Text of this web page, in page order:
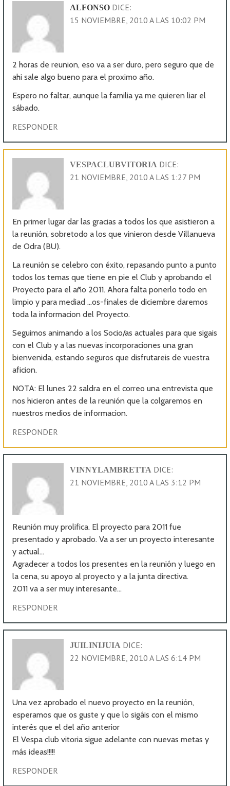
ALFONSO DICE:
15 NOVIEMBRE, 2010 A LAS 10:02 PM
2 horas de reunion, eso va a ser duro, pero seguro que de
ahi sale algo bueno para el proximo año.
Espero no faltar, aunque la familia ya me quieren liar el
sábado.
RESPONDER
VESPACLUBVITORIA DICE:
21 NOVIEMBRE, 2010 A LAS 1:27 PM
En primer lugar dar las gracias a todos los que asistieron a
la reunión, sobretodo a los que vinieron desde Villanueva
de Odra (BU).
La reunión se celebro con éxito, repasando punto a punto
todos los temas que tiene en pie el Club y aprobando el
Proyecto para el año 2011. Ahora falta ponerlo todo en
limpio y para mediad …os-finales de diciembre daremos
toda la informacion del Proyecto.
Seguimos animando a los Socio/as actuales para que sigais
con el Club y a las nuevas incorporaciones una gran
bienvenida, estando seguros que disfrutareis de vuestra
aficion.
NOTA: El lunes 22 saldra en el correo una entrevista que
nos hicieron antes de la reunión que la colgaremos en
nuestros medios de informacion.
RESPONDER
VINNYLAMBRETTA DICE:
21 NOVIEMBRE, 2010 A LAS 3:12 PM
Reunión muy prolifica. El proyecto para 2011 fue
presentado y aprobado. Va a ser un proyecto interesante
y actual…
Agradecer a todos los presentes en la reunión y luego en
la cena, su apoyo al proyecto y a la junta directiva.
2011 va a ser muy interesante…
RESPONDER
JUILINIJUIA DICE:
22 NOVIEMBRE, 2010 A LAS 6:14 PM
Una vez aprobado el nuevo proyecto en la reunión,
esperamos que os guste y que lo sigáis con el mismo
interés que el del año anterior
El Vespa club vitoria sigue adelante con nuevas metas y
más ideas!!!!!
RESPONDER